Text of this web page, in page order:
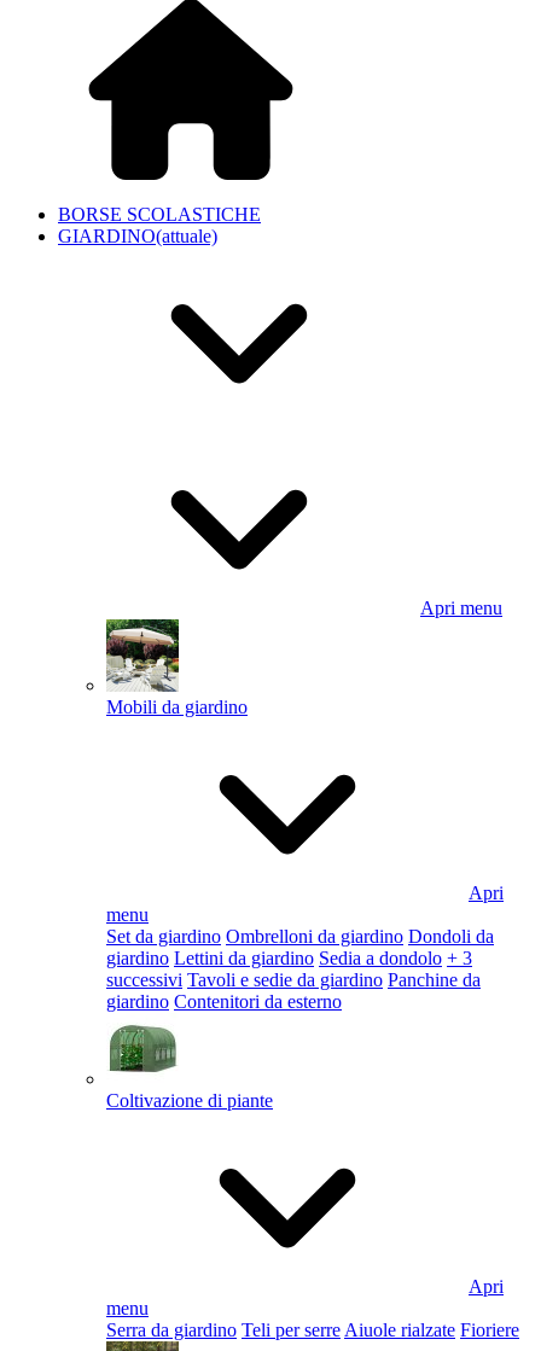
BORSE SCOLASTICHE
GIARDINO(attuale)
Apri menu
Mobili da giardino
Apri
menu
Set da giardino Ombrelloni da giardino Dondoli da
giardino Lettini da giardino Sedia a dondolo + 3
successivi Tavoli e sedie da giardino Panchine da
giardino Contenitori da esterno
Coltivazione di piante
Apri
menu
Serra da giardino Teli per serre Aiuole rialzate Fioriere